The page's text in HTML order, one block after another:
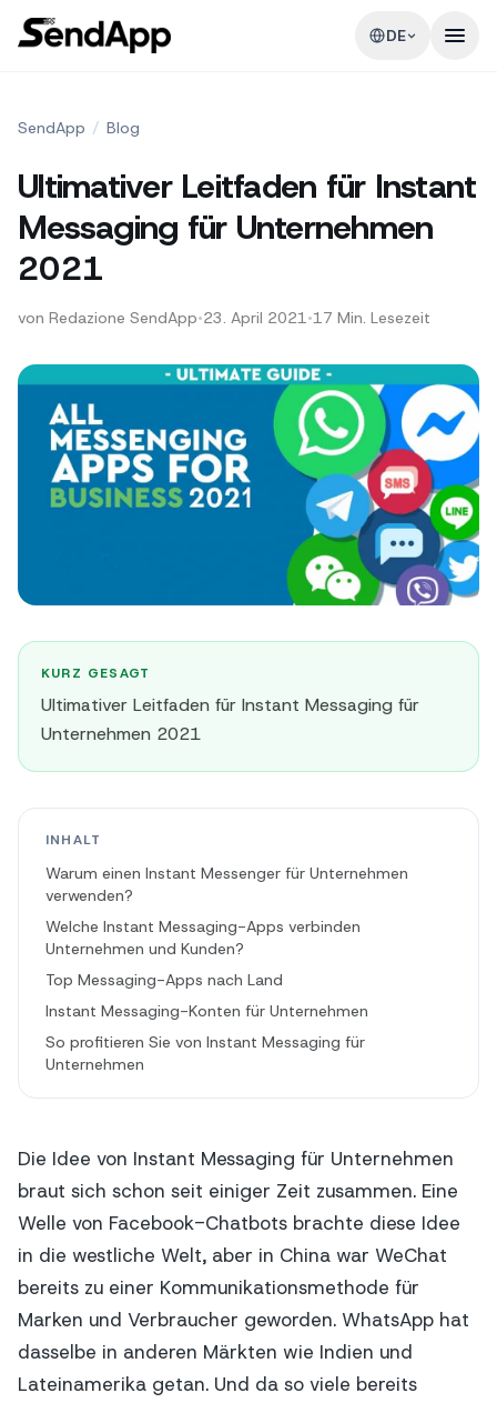
DE
SendApp / Blog
Ultimativer Leitfaden für Instant
Messaging für Unternehmen
2021
von Redazione SendApp•23. April 2021•17 Min. Lesezeit
KURZ GESAGT
Ultimativer Leitfaden für Instant Messaging für
Unternehmen 2021
INHALT
Warum einen Instant Messenger für Unternehmen
verwenden?
Welche Instant Messaging-Apps verbinden
Unternehmen und Kunden?
Top Messaging-Apps nach Land
Instant Messaging-Konten für Unternehmen
So profitieren Sie von Instant Messaging für
Unternehmen
Die Idee von Instant Messaging für Unternehmen
braut sich schon seit einiger Zeit zusammen. Eine
Welle von Facebook-Chatbots brachte diese Idee
in die westliche Welt, aber in China war WeChat
bereits zu einer Kommunikationsmethode für
Marken und Verbraucher geworden. WhatsApp hat
dasselbe in anderen Märkten wie Indien und
Lateinamerika getan. Und da so viele bereits